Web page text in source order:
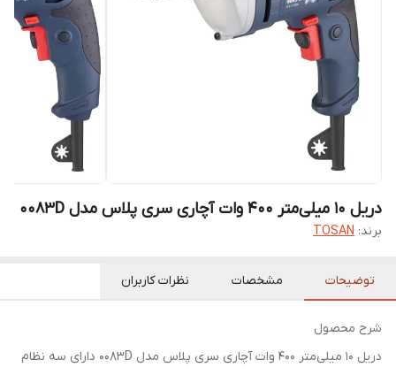
دریل 10 میلی‌متر 400 وات آچاری سری پلاس مدل 0083D
برند: TOSAN
توضیحات مشخصات نظرات کاربران
شرح محصول
دریل 10 میلی‌متر 400 وات آچاری سری پلاس مدل 0083D دارای سه نظام